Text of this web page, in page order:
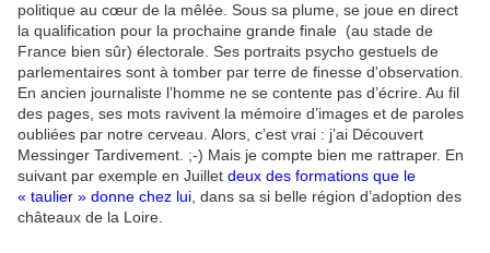
politique au cœur de la mêlée. Sous sa plume, se joue en direct
la qualification pour la prochaine grande finale (au stade de
France bien sûr) électorale. Ses portraits psycho gestuels de
parlementaires sont à tomber par terre de finesse d'observation.
En ancien journaliste l’homme ne se contente pas d’écrire. Au fil
des pages, ses mots ravivent la mémoire d’images et de paroles
oubliées par notre cerveau. Alors, c’est vrai : j’ai Découvert
Messinger Tardivement. ;-) Mais je compte bien me rattraper. En
suivant par exemple en Juillet deux des formations que le
« taulier » donne chez lui , dans sa si belle région d’adoption des
châteaux de la Loire.